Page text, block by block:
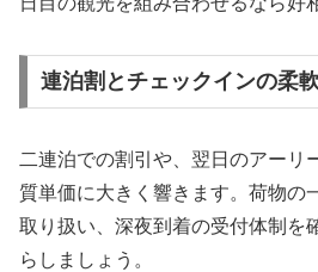
連泊割とチェックインの柔
二連泊での割引や、翌日のアーリ
質単価に大きく響きます。荷物の
取り扱い、深夜到着の受付体制を
らしましょう。